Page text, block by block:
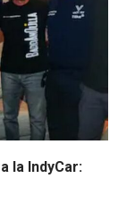
la IndyCar: